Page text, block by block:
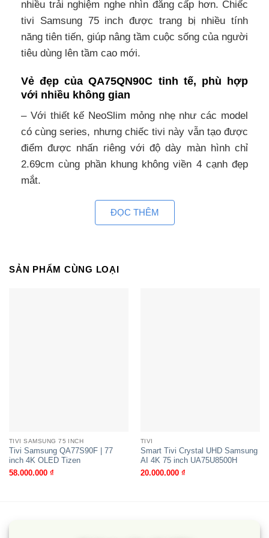
nhiều trải nghiệm nghe nhìn đẳng cấp hơn. Chiếc
tivi Samsung 75 inch được trang bị nhiều tính
năng tiên tiến, giúp nâng tầm cuộc sống của người
tiêu dùng lên tầm cao mới.
Vẻ đẹp của QA75QN90C tinh tế, phù hợp
với nhiều không gian
– Với thiết kế NeoSlim mỏng nhẹ như các model
có cùng series, nhưng chiếc tivi này vẫn tạo được
điểm được nhấn riêng với độ dày màn hình chỉ
2.69cm cùng phần khung không viền 4 cạnh đẹp
mắt.
– Duỳ trì với treo tường hoặc lắp đặt cùng chân
đến chữ L được làm bằng kim loại chắc chắn và
mặt phẳng mà nó còn được ví như một kiệt tác
QA75QN90C trang bị chip xử lí thông minh
– Bộ xử lý Neo Quantum Processor 4K sử dụng
ĐỌC THÊM
SẢN PHẨM CÙNG LOẠI
TIVI SAMSUNG 75 INCH
Tivi Samsung QA77S90F | 77
inch 4K OLED Tizen
58.000.000 ₫
TIVI
Smart Tivi Crystal UHD Samsung
AI 4K 75 inch UA75U8500H
20.000.000 ₫